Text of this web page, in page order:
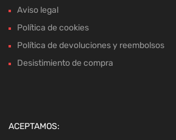
Aviso legal
Política de cookies
Política de devoluciones y reembolsos
Desistimiento de compra
ACEPTAMOS: